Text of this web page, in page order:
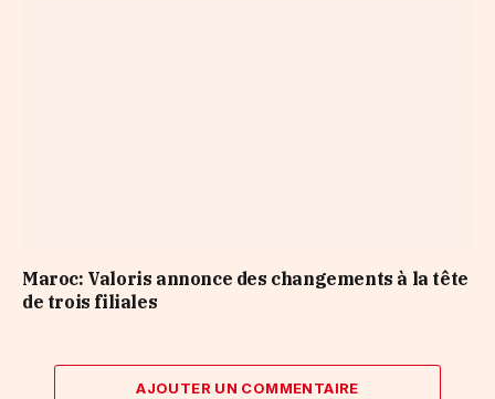
Maroc: Valoris annonce des changements à la tête
de trois filiales
AJOUTER UN COMMENTAIRE